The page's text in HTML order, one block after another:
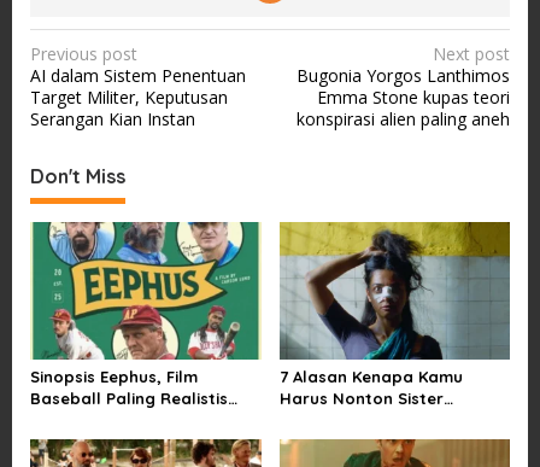
P
o
s
n
a
g
a
t
o
Previous post
AI dalam Sistem Penentuan
Target Militer, Keputusan
Serangan Kian Instan
Next post
Bugonia Yorgos Lanthimos
Emma Stone kupas teori
konspirasi alien paling aneh
Don't Miss
Sinopsis Eephus, Film
Baseball Paling Realistis
7 Alasan Kenapa Kamu
Harus Nonton Sister